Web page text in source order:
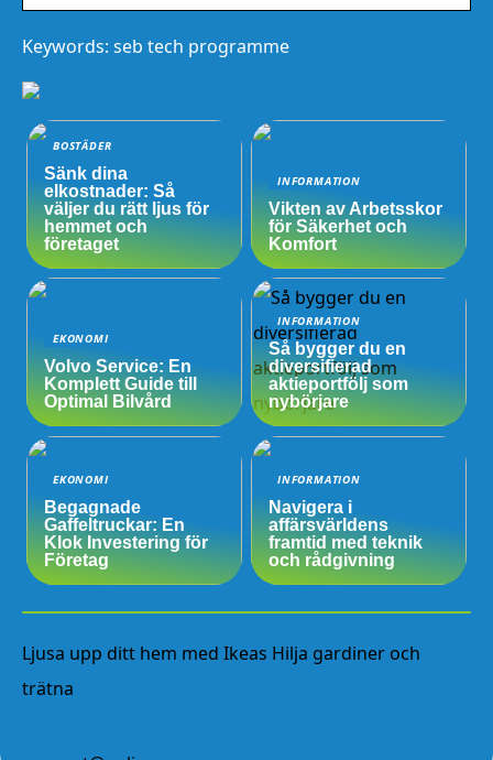
Keywords: seb tech programme
BOSTÄDER
Sänk dina
elkostnader: Så
väljer du rätt ljus för
hemmet och
företaget
INFORMATION
Vikten av Arbetsskor
för Säkerhet och
Komfort
EKONOMI
Volvo Service: En
Komplett Guide till
Optimal Bilvård
INFORMATION
Så bygger du en
diversifierad
aktieportfölj som
nybörjare
EKONOMI
Begagnade
Gaffeltruckar: En
Klok Investering för
Företag
INFORMATION
Navigera i
affärsvärldens
framtid med teknik
och rådgivning
Ljusa upp ditt hem med Ikeas Hilja gardiner och
trätna